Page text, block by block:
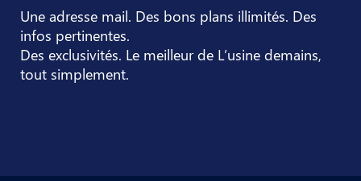
Une adresse mail. Des bons plans illimités. Des
infos pertinentes.
Des exclusivités. Le meilleur de L’usine demains,
tout simplement.